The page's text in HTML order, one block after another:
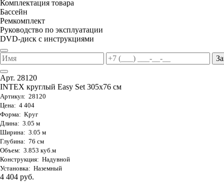
Комплектация товара
Бассейн
Ремкомплект
Руководство по эксплуатации
DVD-диск с инструкциями
Арт. 28120
INTEX круглый Easy Set 305х76 см
Артикул: 28120
Цена: 4 404
Форма: Круг
Длина: 3.05 м
Ширина: 3.05 м
Глубина: 76 см
Объем: 3.853 куб.м
Конструкция: Надувной
Установка: Наземный
4 404 руб.